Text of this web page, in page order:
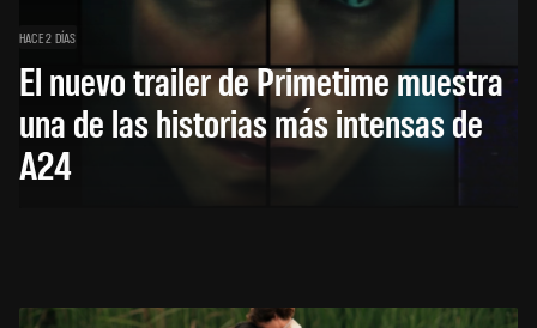
HACE 2 DÍAS
El nuevo trailer de Primetime muestra
una de las historias más intensas de
A24